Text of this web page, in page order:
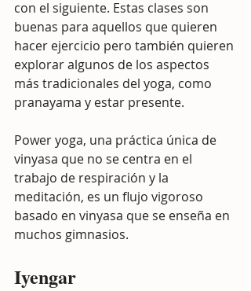
con el siguiente. Estas clases son
buenas para aquellos que quieren
hacer ejercicio pero también quieren
explorar algunos de los aspectos
más tradicionales del yoga, como
pranayama y estar presente.
Power yoga, una práctica única de
vinyasa que no se centra en el
trabajo de respiración y la
meditación, es un flujo vigoroso
basado en vinyasa que se enseña en
muchos gimnasios.
Iyengar